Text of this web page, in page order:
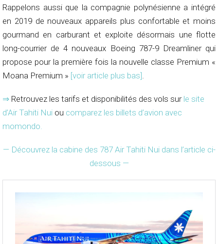
Rappelons aussi que la compagnie polynésienne a intégré
en 2019 de nouveaux appareils plus confortable et moins
gourmand en carburant et exploite désormais une flotte
long-courrier de 4 nouveaux Boeing 787-9 Dreamliner qui
propose pour la première fois la nouvelle classe Premium «
Moana Premium » [voir article plus bas].
⇒ Retrouvez les tarifs et disponibilités des vols sur le site
d’Air Tahiti Nui ou comparez les billets d’avion avec
momondo.
— Découvrez la cabine des 787 Air Tahiti Nui dans l’article ci-
dessous —